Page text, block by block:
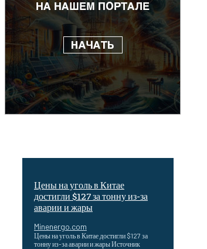
Цены на уголь в Китае
достигли $127 за тонну из-за
аварии и жары
Minenergo.com
Цены на уголь в Китае достигли $127 за
тонну из-за аварии и жары Источник